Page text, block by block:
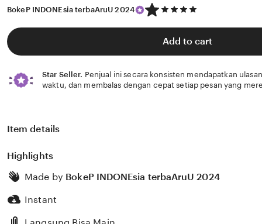
BokeP INDONEsia terbaAruU 2024
5
out
of
stars
Add to cart
Star Seller. Penjual ini secara konsisten mendapatkan
waktu, dan membalas dengan cepat setiap pesan yang
Item details
Highlights
Made by BokeP INDONEsia terbaAruU 2024
Instant